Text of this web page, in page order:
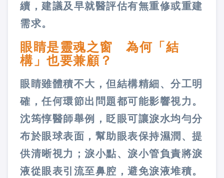
續，建議及早就醫評估有無重修或重建
需求。
眼睛是靈魂之窗 為何「結
構」也要兼顧？
眼睛雖體積不大，但結構精細、分工明
確，任何環節出問題都可能影響視力。
沈筠惇醫師舉例，眨眼可讓淚水均勻分
布於眼球表面，幫助眼表保持濕潤、提
供清晰視力；淚小點、淚小管負責將淚
液從眼表引流至鼻腔，避免淚液堆積。